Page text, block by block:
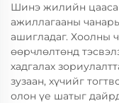
Шинэ жилийн
ажиллагааны
ашигладаг. Хоолны
өөрчлөлтөнд
хадгалах
зузаан, хүчийг
олон үе шатыг